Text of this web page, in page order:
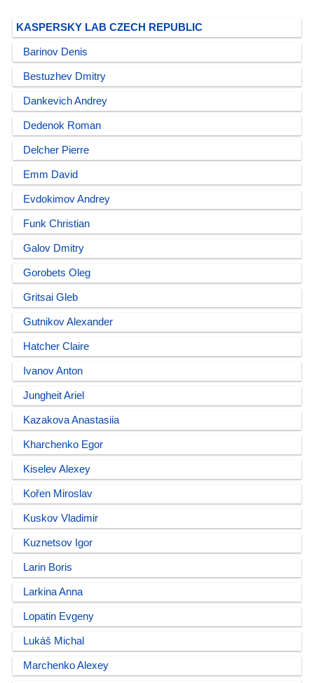
KASPERSKY LAB CZECH REPUBLIC
Barinov Denis
Bestuzhev Dmitry
Dankevich Andrey
Dedenok Roman
Delcher Pierre
Emm David
Evdokimov Andrey
Funk Christian
Galov Dmitry
Gorobets Oleg
Gritsai Gleb
Gutnikov Alexander
Hatcher Claire
Ivanov Anton
Jungheit Ariel
Kazakova Anastasiia
Kharchenko Egor
Kiselev Alexey
Kořen Miroslav
Kuskov Vladimir
Kuznetsov Igor
Larin Boris
Larkina Anna
Lopatin Evgeny
Lukáš Michal
Marchenko Alexey